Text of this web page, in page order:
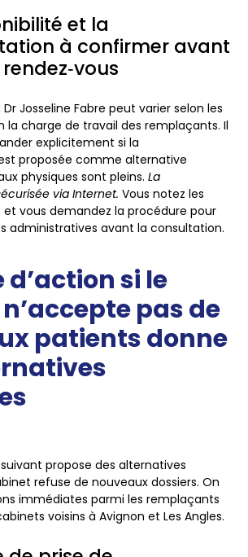
et la
à confirmer avant
Josseline Fabre peut varier selon les
la charge de travail des remplaçants. Il
explicitement si la
proposée comme alternative
physiques sont pleins. La
via Internet. Vous notez les
et vous demandez la procédure pour
administratives avant la consultation.
d’action si le
pas de
patients donne
propose des alternatives
refuse de nouveaux dossiers. On
immédiates parmi les remplaçants
voisins à Avignon et Les Angles.